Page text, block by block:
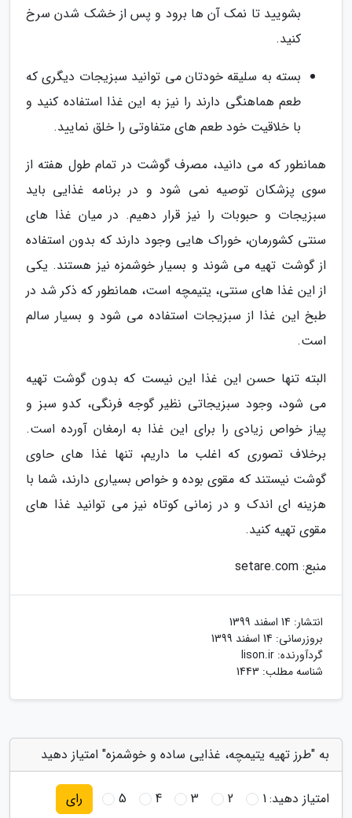
بشویید تا نمک آن ها برود و پس از خشک شدن سرخ
کنید.
بسته به سلیقه خودتان می توانید سبزیجات دیگری که
طعم هماهنگی دارند را نیز به این غذا استفاده کنید و
با خلاقیت خود طعم های متفاوتی را خلق نمایید.
همانطور که می دانید، مصرف گوشت در تمام طول هفته از
سوی پزشکان توصیه نمی شود و در برنامه غذایی باید
سبزیجات و حبوبات را نیز قرار دهیم. در میان غذا های
سنتی کشورمان، خوراک هایی وجود دارند که بدون استفاده
از گوشت تهیه می شوند و بسیار خوشمزه نیز هستند. یکی
از این غذا های سنتی، یتیمچه است، همانطور که ذکر شد در
طبخ این غذا از سبزیجات استفاده می شود و بسیار سالم
است.
البته تنها حسن این غذا این نیست که بدون گوشت تهیه
می شود، وجود سبزیجاتی نظیر گوجه فرنگی، کدو سبز و
پیاز خواص زیادی را برای این غذا به ارمغان آورده است.
برخلاف تصوری که اغلب ما داریم، تنها غذا های حاوی
گوشت نیستند که مقوی بوده و خواص بسیاری دارند، شما با
هزینه ای اندک و در زمانی کوتاه نیز می توانید غذا های
مقوی تهیه کنید.
منبع: setare.com
انتشار: 14 اسفند 1399
بروزرسانی: 14 اسفند 1399
گردآورنده: lison.ir
شناسه مطلب: 1443
به "طرز تهیه یتیمچه، غذایی ساده و خوشمزه" امتیاز دهید
امتیاز دهید:1
2
3
4
5 رای